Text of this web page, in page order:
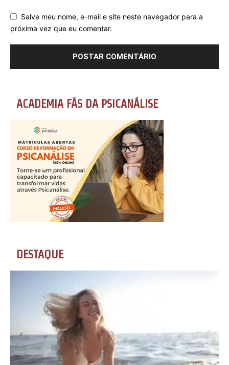
Salve meu nome, e-mail e site neste navegador para a
próxima vez que eu comentar.
ACADEMIA FÃS DA PSICANÁLISE
DESTAQUE